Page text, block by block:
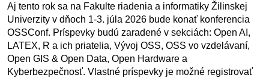
Aj tento rok sa na Fakulte riadenia a informatiky Žilinskej
Univerzity v dňoch 1-3. júla 2026 bude konať konferencia
OSSConf. Príspevky budú zaradené v sekciách: Open AI,
LATEX, R a ich priatelia, Vývoj OSS, OSS vo vzdelávaní,
Open GIS & Open Data, Open Hardware a
Kyberbezpečnosť. Vlastné príspevky je možné registrovať